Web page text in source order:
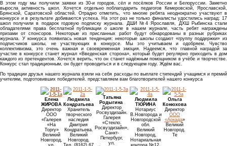
В этом году мы получили заявки из 30-и городов, сёл и посёлков России и Белоруссии. Заметно
выросла активность школ. Хочется отдельно поблагодарить педагогов Кемеровской, Ярославской,
Брянской, Саратовской областей. Отрадно отметить, что многие ребята неоднократно участвуют в
конкурсе и в результате добиваются успеха. На этот раз не только финалисты удостились наград: 17
школ получили в подарок годовую подписку журнала. ДШИ №4 Ярославля, ДХШ Рыбинска стали
обладателями права бесплатной публикации о школе в нашем журнале, часть ребят награждены
призами от спонсоров. Некоторые из присланных работ будут обнародованы в разных рубриках
журнала. У конкурса появилась новая тенденция: некоторые школы создают «группу поддержки» из
подписчиков школы, не участвующих в конкурсе. Мы это учитываем и одобряем. Чувство
коллективизма, это очень важная и своевременная эмоция. Надеемся, что главной наградой за
участие в конкурсе станет журнал «Введенская сторона», который будет регулярно приходить в дом
каждого из претендентов. Хочется верить, что он станет надёжным помощником в учёбе и творчестве.
Конкурс стал традиционным, он будет проводиться и в следующем году. Ждём вас.
По традиции друзья нашего журнала взяли на себя расходы по выплате стипендий учащимся и премий
учителям, подготовивших победителей. представляем вам благотворителей нашего конкурса
Елена
ЖИРОВА
Директор
ООО
«Галерея
«На
Торгу»
Великий
Новгород,
ул.
Людмила
Кондратьева
Хранитель
творческого
наследия
Дмитрия
Кондратьева.
Великий
Новгород.
Тел. (8162) 67
Татьяна
Родыгина
Директор
Росвуздизайн.
Галерея
«Стекло.
Росвуздизайн»,
Санкт-
Петербург,
ул.
Людмила
ТЮРИНА
Нотариус
В.Новгорода и
Новгородской
обл.
Великий
Новгород,
Нотариальная
контора №12,
Ольга
Конюхова
Директор
ООО
«Аркада»
Великий
Новгород.
Те